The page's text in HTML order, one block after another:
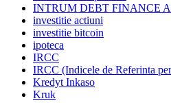
INTRUM DEBT FINANCE
investitie actiuni
investitie bitcoin
ipoteca
IRCC
IRCC (Indicele de Referinta
Kredyt Inkaso
Kruk